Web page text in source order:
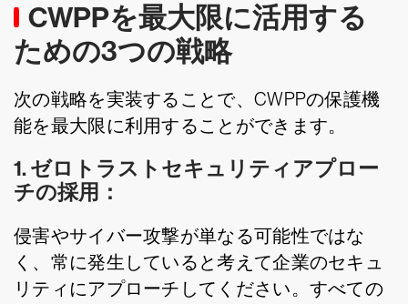
CWPPを最大限に活用する
ための3つの戦略
次の戦略を実装することで、CWPPの保護機
能を最大限に利用することができます。
1. ゼロトラストセキュリティアプロー
チの採用：
侵害やサイバー攻撃が単なる可能性ではな
く、常に発生していると考えて企業のセキュ
リティにアプローチしてください。すべての